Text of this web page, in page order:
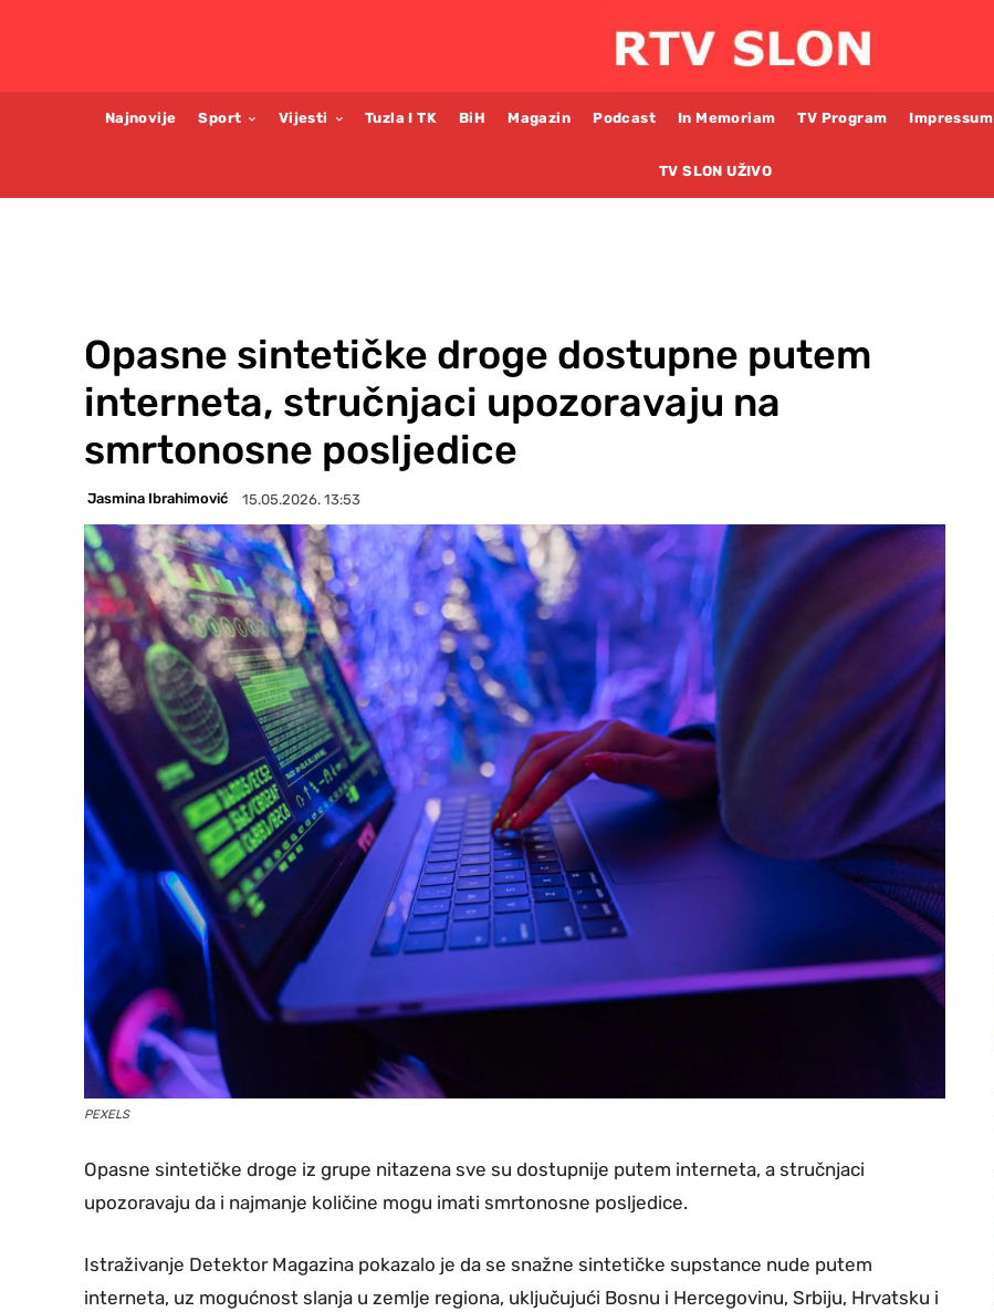
Najnovije Sport Vijesti Tuzla I TK BiH Magazin Podcast In Memoriam TV Program Impressum
TV SLON UŽIVO
Opasne sintetičke droge dostupne putem
interneta, stručnjaci upozoravaju na
smrtonosne posljedice
Jasmina Ibrahimović 15.05.2026. 13:53
PEXELS
Opasne sintetičke droge iz grupe nitazena sve su dostupnije putem interneta, a stručnjaci
upozoravaju da i najmanje količine mogu imati smrtonosne posljedice.
Istraživanje Detektor Magazina pokazalo je da se snažne sintetičke supstance nude putem
interneta, uz mogućnost slanja u zemlje regiona, uključujući Bosnu i Hercegovinu, Srbiju, Hrvatsku i